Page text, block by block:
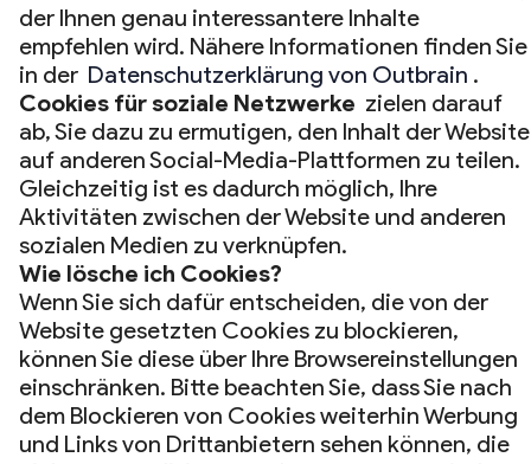
der Ihnen genau interessantere Inhalte
empfehlen wird. Nähere Informationen finden Sie
in der Datenschutzerklärung von Outbrain .
Cookies für soziale Netzwerke zielen darauf
ab, Sie dazu zu ermutigen, den Inhalt der Website
auf anderen Social-Media-Plattformen zu teilen.
Gleichzeitig ist es dadurch möglich, Ihre
Aktivitäten zwischen der Website und anderen
sozialen Medien zu verknüpfen.
Wie lösche ich Cookies?
Wenn Sie sich dafür entscheiden, die von der
Website gesetzten Cookies zu blockieren,
können Sie diese über Ihre Browsereinstellungen
einschränken. Bitte beachten Sie, dass Sie nach
dem Blockieren von Cookies weiterhin Werbung
und Links von Drittanbietern sehen können, die